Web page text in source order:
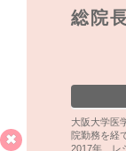
総院
大阪大学医
院勤務を経
2017年 レ